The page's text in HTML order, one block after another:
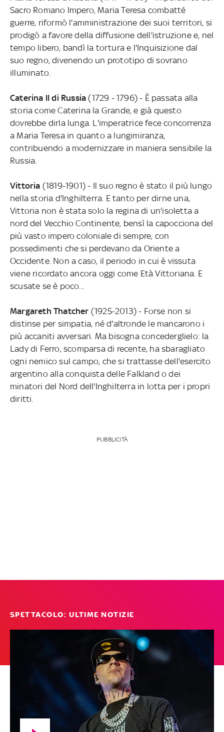
Sacro Romano Impero, Maria Teresa combatté
guerre, riformò l'amministrazione dei suoi territori, si
prodigò a favore della diffusione dell'istruzione e, nel
tempo libero, bandì la tortura e l'Inquisizione dal
suo regno, divenendo un prototipo di sovrano
illuminato.
Caterina II di Russia (1729 - 1796) - È passata alla
storia come Caterina la Grande, e già questo
dovrebbe dirla lunga. L'imperatrice fece concorrenza
a Maria Teresa in quanto a lungimiranza,
contribuendo a modernizzare in maniera sensibile la
Russia.
Vittoria (1819-1901) - Il suo regno è stato il più lungo
nella storia d'Inghilterra. E tanto per dirne una,
Vittoria non è stata solo la regina di un'isoletta a
nord del Vecchio Continente, bensì la capocciona del
più vasto impero coloniale di sempre, con
possedimenti che si perdevano da Oriente a
Occidente. Non a caso, il periodo in cui è vissuta
viene ricordato ancora oggi come Età Vittoriana. E
scusate se è poco...
Margareth Thatcher (1925-2013) - Forse non si
distinse per simpatia, né d'altronde le mancarono i
più accaniti avversari. Ma bisogna concederglielo: la
Lady di Ferro, scomparsa di recente, ha sbaragliato
ogni nemico sul campo, che si trattasse dell'esercito
argentino alla conquista delle Falkland o dei
minatori del Nord dell'Inghilterra in lotta per i propri
diritti.
PUBBLICITÀ
SPETTACOLO: ULTIME NOTIZIE